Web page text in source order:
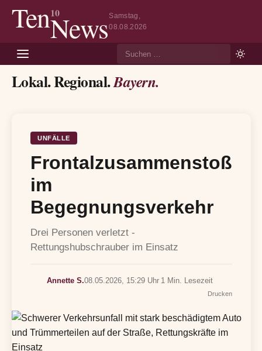
Ten10
NewsSamstag,
08.08.2026
Lokal. Regional.Bayern.
UNFÄLLE
Frontalzusammenstoß
im
Begegnungsverkehr
Drei Personen verletzt -
Rettungshubschrauber im Einsatz
Annette S.08.05.2026, 15:29 Uhr 1 Min. Lesezeit
Drucken